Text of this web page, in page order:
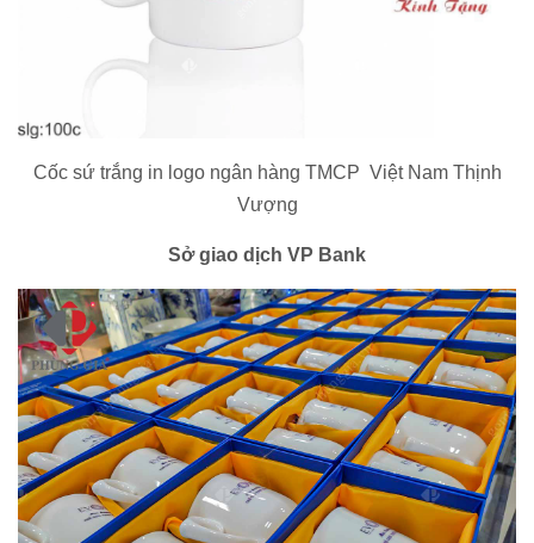
Cốc sứ trắng in logo ngân hàng TMCP Việt Nam Thịnh
Vượng
Sở giao dịch VP Bank